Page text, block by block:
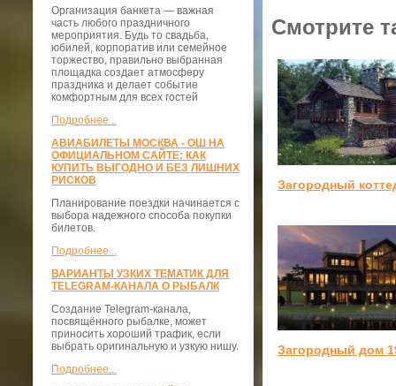
Организация банкета — важная
часть любого праздничного
мероприятия. Будь то свадьба,
юбилей, корпоратив или семейное
торжество, правильно выбранная
площадка создает атмосферу
праздника и делает событие
комфортным для всех гостей
Подробнее...
АВИАБИЛЕТЫ МОСКВА - ОШ НА
ОФИЦИАЛЬНОМ САЙТЕ: КАК
КУПИТЬ ВЫГОДНО И БЕЗ ЛИШНИХ
РИСКОВ
Планирование поездки начинается с
выбора надежного способа покупки
билетов.
Подробнее...
ВАРИАНТЫ УЗКИХ ТЕМАТИК ДЛЯ
TELEGRAM-КАНАЛА О РЫБАЛК
Создание Telegram-канала,
посвящённого рыбалке, может
приносить хороший трафик, если
выбрать оригинальную и узкую нишу.
Подробнее...
Смотрите
Загородный
Загородный дом